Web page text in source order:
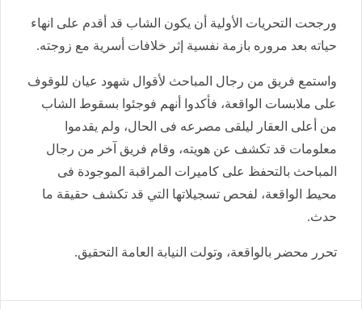
ورجحت التحريات الأولية أن يكون الشاب قد أقدم على انهاء
حياته بعد مروره بازمة نفسية إثر خلافات أسرية مع زوجته.
واستمع فريق من رجال المباحث لأقوال شهود عيان للوقوف
على ملابسات الواقعة، فأكدوا أنهم فوجئوا بسقوط الشاب
من أعلى العقار ليلقى مصرعه فى الحال، ولم يقدموا
معلومات قد تكشف عن هويته، وقام فريق آخر من رجال
المباحث بالتحفظ على كاميرات المراقبة الموجودة فى
محيط الواقعة، لفحص تسجيلاتها التي قد تكشف حقيقة ما
حدث.
تحرر محضر بالواقعة، وتولت النيابة العامة التحقيق.